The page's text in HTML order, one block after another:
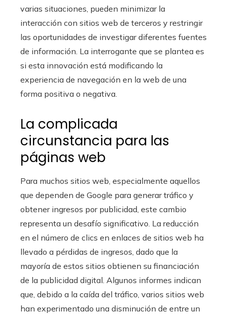
varias situaciones, pueden minimizar la
interacción con sitios web de terceros y restringir
las oportunidades de investigar diferentes fuentes
de información. La interrogante que se plantea es
si esta innovación está modificando la
experiencia de navegación en la web de una
forma positiva o negativa.
La complicada
circunstancia para las
páginas web
Para muchos sitios web, especialmente aquellos
que dependen de Google para generar tráfico y
obtener ingresos por publicidad, este cambio
representa un desafío significativo. La reducción
en el número de clics en enlaces de sitios web ha
llevado a pérdidas de ingresos, dado que la
mayoría de estos sitios obtienen su financiación
de la publicidad digital. Algunos informes indican
que, debido a la caída del tráfico, varios sitios web
han experimentado una disminución de entre un